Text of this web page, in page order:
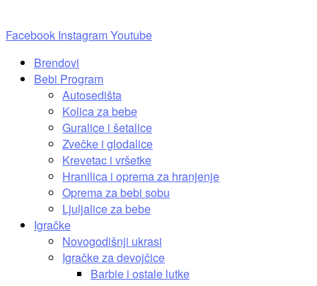
Facebook InstagramYoutube
Brendovi
Bebi Program
Autosedišta
Kolica za bebe
Guralice i šetalice
Zvečke i glodalice
Krevetac i vršetke
Hranilica i oprema za hranjenje
Oprema za bebi sobu
Ljuljalice za bebe
Igračke
Novogodišnji ukrasi
Igračke za devojčice
Barbie i ostale lutke